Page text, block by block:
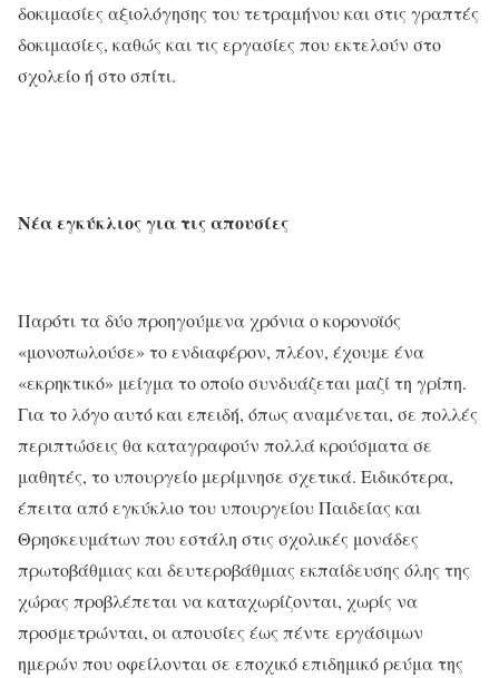
δοκιμασίες αξιολόγησης του τετραμήνου και στις γραπτές
δοκιμασίες, καθώς και τις εργασίες που εκτελούν στο
σχολείο ή στο σπίτι.
Νέα εγκύκλιοςγια τις απουσίες
Παρότι τα δύο προηγούμενα χρόνια ο κορονοϊός
«μονοπωλούσε» το ενδιαφέρον, πλέον, έχουμε ένα
«εκρηκτικό» μείγμα το οποίο συνδυάζεται μαζί τη γρίπη.
Για το λόγο αυτό και επειδή, όπως αναμένεται, σε πολλές
περιπτώσεις θα καταγραφούν πολλά κρούσματα σε
μαθητές, το υπουργείο μερίμνησε σχετικά. Ειδικότερα,
έπειτα από εγκύκλιο του υπουργείου Παιδείας και
Θρησκευμάτων που εστάλη στις σχολικές μονάδες
πρωτοβάθμιας και δευτεροβάθμιας εκπαίδευσης όλης της
χώρας προβλέπεται να καταχωρίζονται, χωρίς να
προσμετρώνται, οι απουσίες έως πέντε εργάσιμων
ημερών που οφείλονται σε εποχικό επιδημικό ρεύμα της